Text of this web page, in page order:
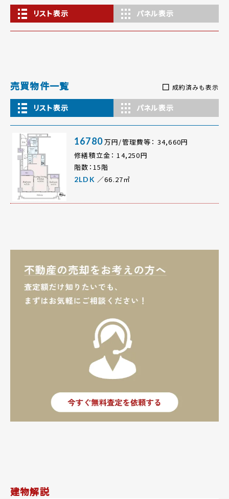
リスト表示 パネル表示
売買物件一覧 成約済みも表示
リスト表示 パネル表示
16780万円/管理費等： 34,660円
修繕積立金： 14,250円
階数：15階
2LDK ／66.27㎡
建物解説